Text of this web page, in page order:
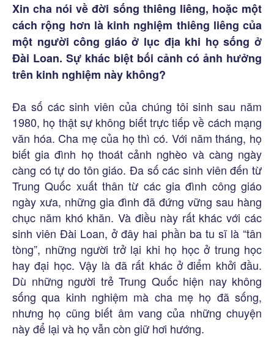
Xin cha nói về đời sống thiêng liêng, hoặc một
cách rộng hơn là kinh nghiệm thiêng liêng của
một người công giáo ở lục địa khi họ sống ở
Đài Loan. Sự khác biệt bối cảnh có ảnh hưởng
trên kinh nghiệm này không?
Đa số các sinh viên của chúng tôi sinh sau năm
1980, họ thật sự không biết trực tiếp về cách mạng
văn hóa. Cha mẹ của họ thì có. Với năm tháng, họ
biết gia đình họ thoát cảnh nghèo và càng ngày
càng có tự do tôn giáo. Đa số các sinh viên đến từ
Trung Quốc xuất thân từ các gia đình công giáo
ngày xưa, những gia đình đã đứng vững sau hàng
chục năm khó khăn. Và điều này rất khác với các
sinh viên Đài Loan, ở đây hai phần ba tu sĩ là “tân
tòng”, những người trở lại khi họ học ở trung học
hay đại học. Vậy là đã rất khác ở điểm khởi đầu.
Dù những người trẻ Trung Quốc hiện nay không
sống qua kinh nghiệm mà cha mẹ họ đã sống,
nhưng họ cũng biết âm vang của những chuyện
này để lại và họ vẫn còn giữ hơi hướng.